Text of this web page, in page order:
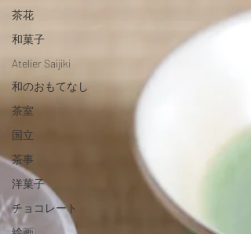
茶花
和菓子
Atelier Saijiki
和のおもてなし
茶室
国立
茶事
洋菓子
チョコレート